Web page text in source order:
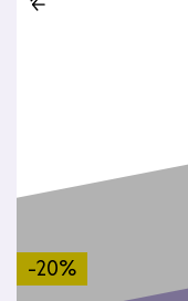
-20%